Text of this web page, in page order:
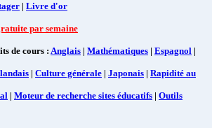
| Livre d'or
par semaine
de cours : Anglais | Mathématiques | Espagnol |
| Culture générale | Japonais | Rapidité au
| Moteur de recherche sites éducatifs | Outils